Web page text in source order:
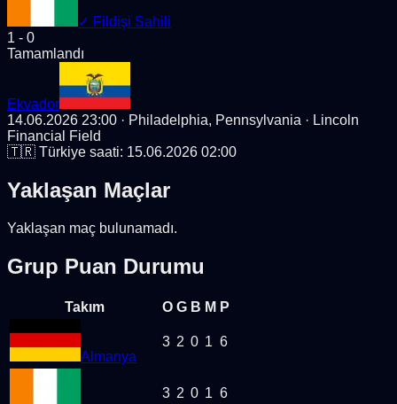
✓ Fildişi Sahili
1 - 0
Tamamlandı
Ekvador
14.06.2026 23:00 · Philadelphia, Pennsylvania · Lincoln
Financial Field
🇹🇷 Türkiye saati: 15.06.2026 02:00
Yaklaşan Maçlar
Yaklaşan maç bulunamadı.
Grup Puan Durumu
Takım O G B M P
Almanya
3 2 0 1 6
3 2 0 1 6